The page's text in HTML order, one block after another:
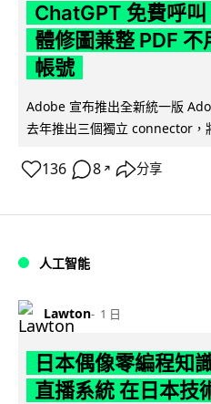
ChatGPT 免費呼
體修圖兼整 PDF
帳號
Adobe 宣布推出全新統一版
去年推出三個獨立 connector，
136 8 ↗ 分享
人工智能
Lawton 1 日
日本偶像零編程知
直播系統 在日本技